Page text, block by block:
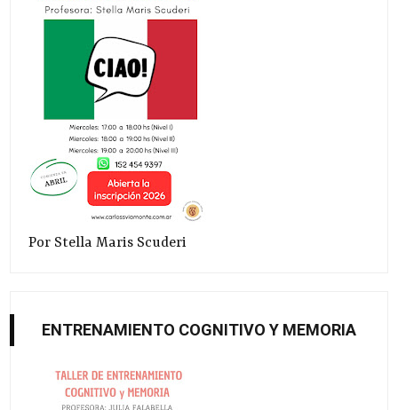
Por Stella Maris Scuderi
ENTRENAMIENTO COGNITIVO Y MEMORIA